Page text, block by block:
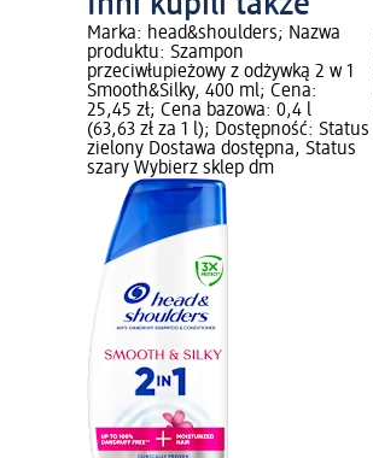
Marka: head&shoulders; Nazwa
produktu: Szampon
przeciwłupieżowy z odżywką 2 w 1
Smooth&Silky, 400 ml; Cena:
25,45 zł; Cena bazowa: 0,4 l
(63,63 zł za 1 l); Dostępność: Status
zielony Dostawa dostępna, Status
szary Wybierz sklep dm